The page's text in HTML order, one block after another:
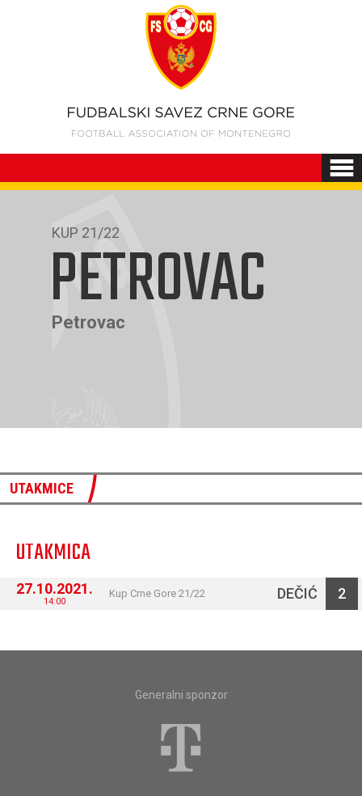
KUP 21/22
PETROVAC
Petrovac
UTAKMICE
UTAKMICA
27.10.2021.
14:00
Kup Crne Gore 21/22 DEČIĆ 2
Generalni sponzor